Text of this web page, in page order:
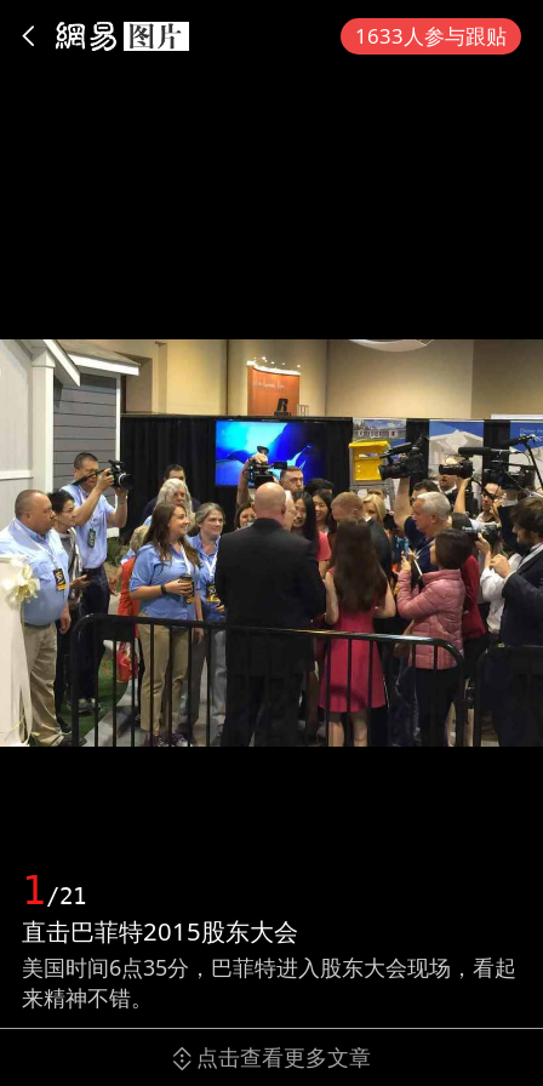
1633人参与跟贴
1/21
直击巴菲特2015股东大会
美国时间6点35分，巴菲特进入股东大会现场，看起
来精神不错。
点击查看更多文章